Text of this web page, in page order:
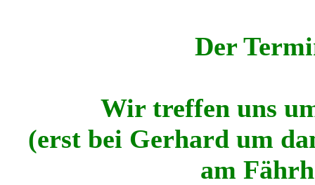
Der
Wir treffen uns
(erst bei Gerhard um
am